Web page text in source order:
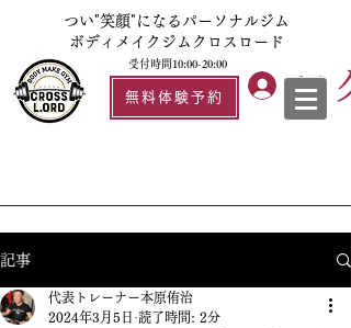
つい"笑顔"になるパーソナルジム
ボディメイクジムクロスロード
受付時間10:00-20:00
無料体験予約 ロ
記事
代表トレーナー本原侑治
2024年3月5日 読了時間: 2分